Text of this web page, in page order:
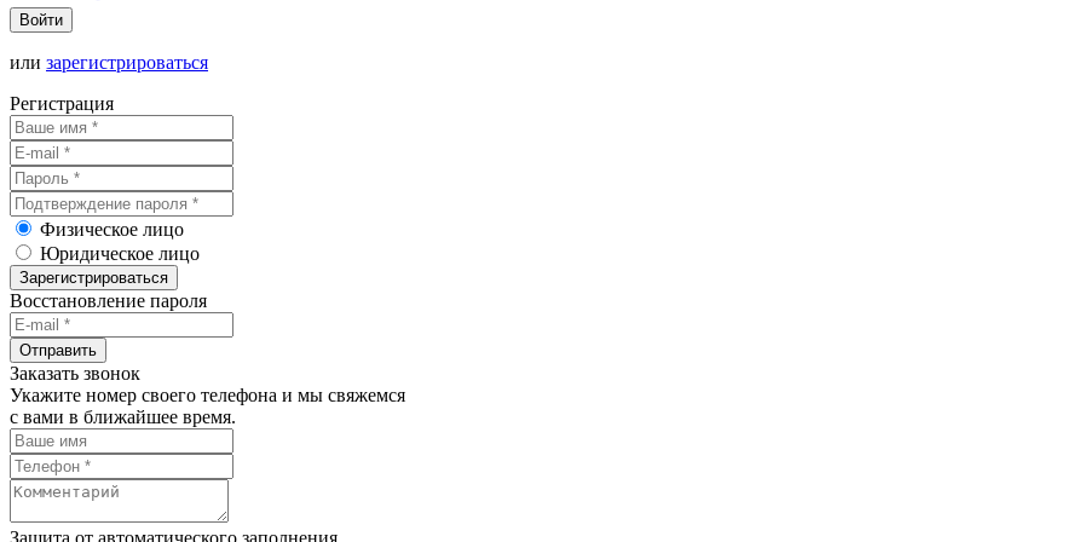
Войти
или зарегистрироваться
Регистрация
Физическое лицо
Юридическое лицо
Зарегистрироваться
Восстановление пароля
Отправить
Заказать звонок
Укажите номер своего телефона и мы свяжемся
с вами в ближайшее время.
Защита от автоматического заполнения